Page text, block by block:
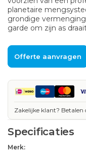
planetaire
grondige
garde om zijn as
Offerte aanvragen
Zakelijke klant?
Specificaties
Merk: